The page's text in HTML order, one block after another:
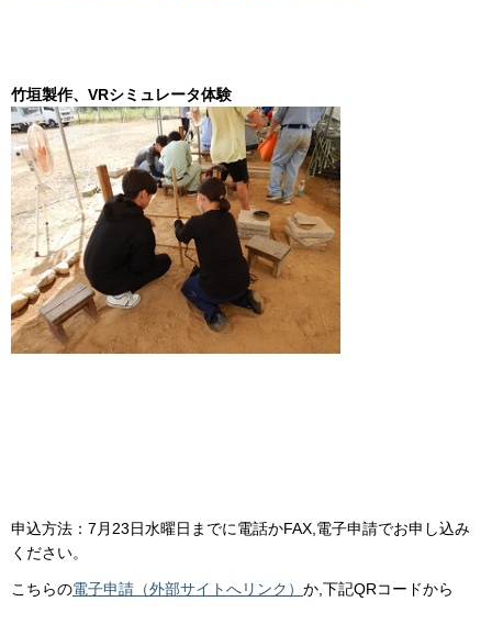
竹垣製作、VRシミュレータ体験
申込方法：7月23日水曜日までに電話かFAX,電子申請でお申し込み
ください。
こちらの電子申請（外部サイトへリンク） か,下記QRコードから